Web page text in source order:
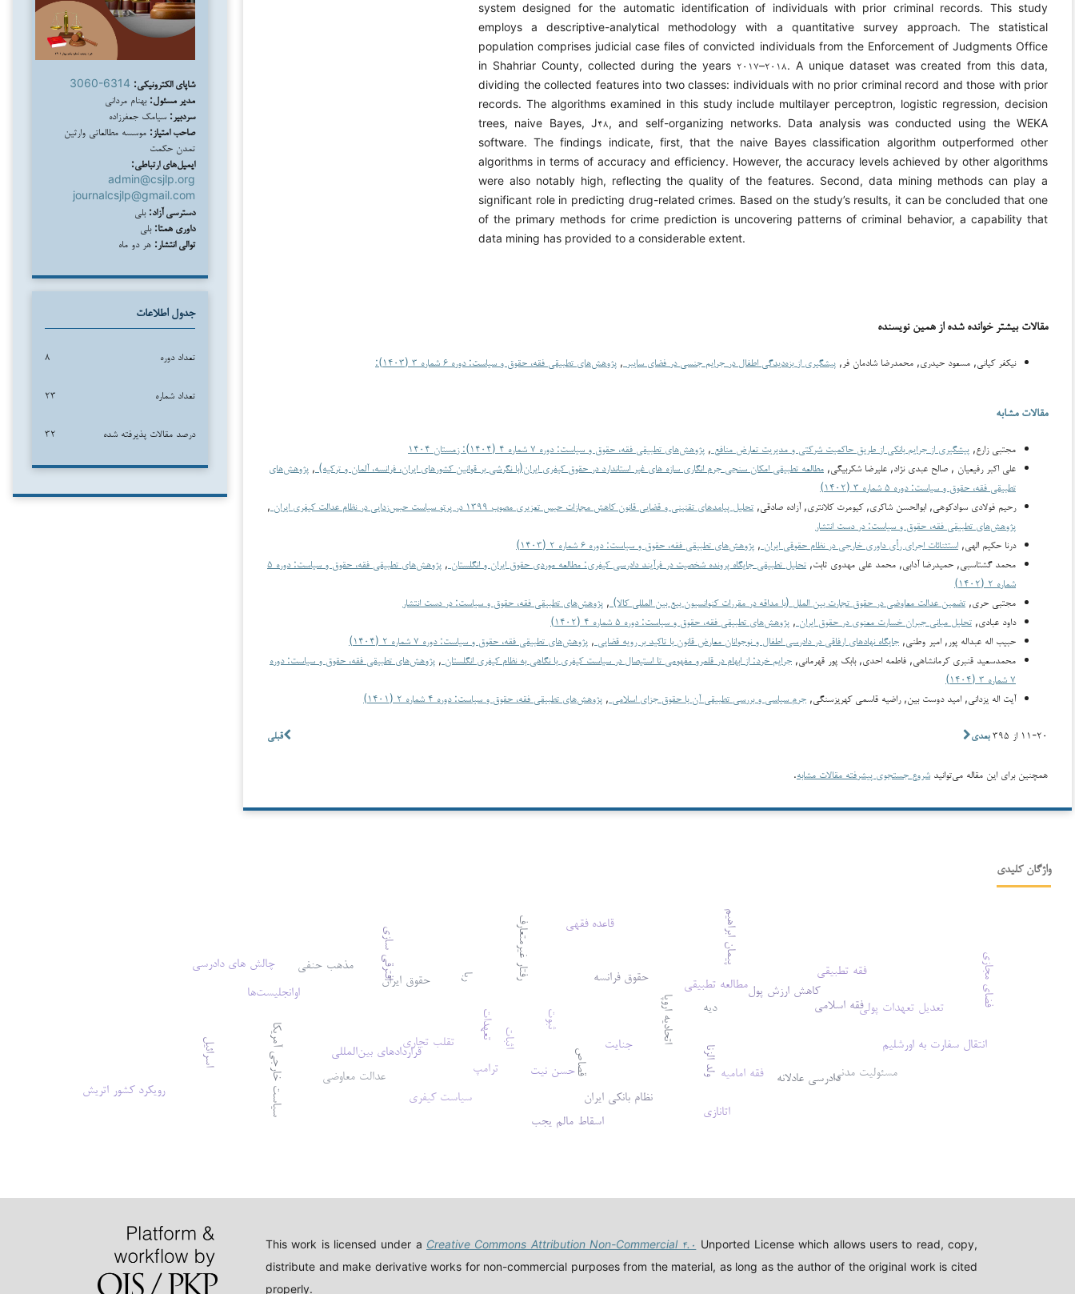
system designed for the automatic identification of individuals with prior criminal records. This study
employs a descriptive-analytical methodology with a quantitative survey approach. The statistical
population comprises judicial case files of convicted individuals from the Enforcement of Judgments Office
in Shahriar County, collected during the years ۲۰۱۷–۲۰۱۸. A unique dataset was created from this data,
dividing the collected features into two classes: individuals with no prior criminal record and those with prior
records. The algorithms examined in this study include multilayer perceptron, logistic regression, decision
trees, naive Bayes, J۴۸, and self-organizing networks. Data analysis was conducted using the WEKA
software. The findings indicate, first, that the naive Bayes classification algorithm outperformed other
algorithms in terms of accuracy and efficiency. However, the accuracy levels achieved by other algorithms
were also notably high, reflecting the quality of the features. Second, data mining methods can play a
significant role in predicting drug-related crimes. Based on the study’s results, it can be concluded that one
of the primary methods for crime prediction is uncovering patterns of criminal behavior, a capability that
data mining has provided to a considerable extent.
مقالات بیشتر خوانده شده از همین نویسنده
نیکفر کیانی, مسعود حيدري, محمدرضا شادمان فر, پیشگیری از بزه‌دیدگی اطفال در جرایم جنسی در فضای سایبر , پژوهش‌های تطبیقی فقه، حقوق و سیاست: دوره ۶ شماره ۳ (۱۴۰۳):
مقالات مشابه
مجتبي زارع, پیشگیری از جرایم بانکی از طریق حاکمیت شرکتی و مدیریت تعارض منافع , پژوهش‌های تطبیقی فقه، حقوق و سیاست: دوره ۷ شماره ۴ (۱۴۰۴): زمستان ۱۴۰۴
علی اکبر رفیعیان , صالح عبدی نژاد, علیرضا شکربیگی, مطالعه تطبیقی امکان سنجی جرم انگاری سازه های غیر استاندارد در حقوق کیفری ایران(با نگرشی بر قوانین کشورهای ایران، فرانسه، آلمان و ترکیه) , پژوهش‌های
تطبیقی فقه، حقوق و سیاست: دوره ۵ شماره ۳ (۱۴۰۲)
رحیم فولادی سوادکوهی, ابوالحسن شاکری, کیومرث کلانتری, آزاده صادقی, تحلیل پیامدهای تقنینی و قضایی قانون کاهش مجازات حبس تعزیری مصوب ۱۳۹۹ در پرتو سیاست حبس‌زدایی در نظام عدالت کیفری ایران
,
پژوهش‌های تطبیقی فقه، حقوق و سیاست: در دست انتشار
درنا حکیم الهی, استثنائات اجرای رأی داوری خارجی در نظام حقوقی ایران , پژوهش‌های تطبیقی فقه، حقوق و سیاست: دوره ۶ شماره ۲ (۱۴۰۳)
محمد گشتاسبی, حمیدرضا آدابی, محمد علی مهدوی ثابت, تحلیل تطبیقی جایگاه پرونده شخصیت در فرآیند دادرسی کیفری: مطالعه موردی حقوق ایران و انگلستان ,
پژوهش‌های تطبیقی فقه، حقوق و سیاست: دوره ۵
شماره ۲ (۱۴۰۲)
مجتبی حری, تضمین عدالت معاوضی در حقوق تجارت بین الملل (با مداقه در مقررات کنوانسیون بیع بین المللی کالا) , پژوهش‌های تطبیقی فقه، حقوق و سیاست: در دست انتشار
داود عبادی, تحلیل مبانی جبران خسارت معنوی در حقوق ایران , پژوهش‌های تطبیقی فقه، حقوق و سیاست: دوره ۵ شماره ۴ (۱۴۰۲)
حبیب اله عبداله پور, امیر وطنی, جایگاه نهادهای ارفاقی در دادرسی اطفال و نوجوانان معارض قانون با تاکید بر رویه قضایی , پژوهش‌های تطبیقی فقه، حقوق و سیاست: دوره ۷ شماره ۲ (۱۴۰۴)
محمدسعید قنبری کرمانشاهی, فاطمه احدی, بابک پور قهرمانی, جرایم خرد: از ابهام در قلمرو مفهومی تا استیصال در سیاست کیفری با نگاهی به نظام کیفری انگلستان , پژوهش‌های تطبیقی فقه، حقوق و سیاست: دوره
۷ شماره ۳ (۱۴۰۴)
آیت اله یزدانی, امید دوست بین, راضیه قاسمی کهریزسنگی, جرم سیاسی و بررسی تطبیقی آن با حقوق جزای اسلامی , پژوهش‌های تطبیقی فقه، حقوق و سیاست: دوره ۴ شماره ۲ (۱۴۰۱)
قبلی ۱۱-۲۰ از ۳۹۵ بعدی
همچنین برای این مقاله می‌توانید شروع جستجوی پیشرفته مقالات مشابه.
شاپای الکترونیکی: 3060-6314
مدیر مسئول: بهنام مردانی
سردبیر: سیامک جعفرزاده
صاحب امتیاز: موسسه مطالعاتی وارثین
تمدن حکمت
ایمیل‌های ارتباطی:
admin@csjlp.org
journalcsjlp@gmail.com
دسترسی آزاد: بلی
داوری همتا: بلی
توالی انتشار: هر دو ماه
جدول اطلاعات
تعداد دوره ۸
تعداد شماره ۲۳
درصد مقالات پذیرفته شده ۳۲
واژگان کلیدی
ثبوت
اثبات تعهدات
حقوق ایران حقوق فرانسه مطالعه تطبیقی
رفتار غیرمتعارف
تقلب تجاری
قراردادهای بین‌المللی
حسن نیت
اتحادیه اروپا
کاهش ارزش پول
نظام بانکی ایران
فقه اسلامی
ربا
تعدیل تعهدات پولی
عدالت معاوضی
دیه
قصاص ولد الزنا فقه امامیه
مذهب حنفی
جنایت
فقه تطبیقی
اوانجلیست‌ها
سیاست خارجی آمریکا ترامپ اسرائیل انتقال سفارت به اورشلیم
پیمان ابراهیم افترقی سازی
دادرسی عادلانه
چالش های دادرسی
سیاست کیفری
اتانازی
قاعده فقهی
اسقاط مالم یجب
رویکرد کشور اتریش
مسئولیت مدنی
فضای مجازی
This work is licensed under a Creative Commons Attribution Non-Commercial ۴.۰ Unported License which allows users to read, copy,
distribute and make derivative works for non-commercial purposes from the material, as long as the author of the original work is cited
properly.